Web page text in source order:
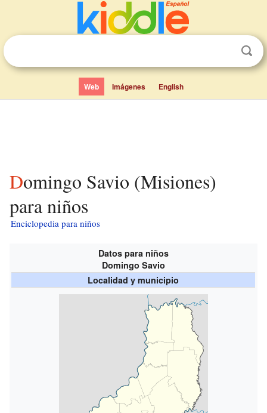
Web Imágenes English
Domingo Savio (Misiones)
para niños
Enciclopedia para niños
Datos para niños
Domingo Savio
Localidad y municipio